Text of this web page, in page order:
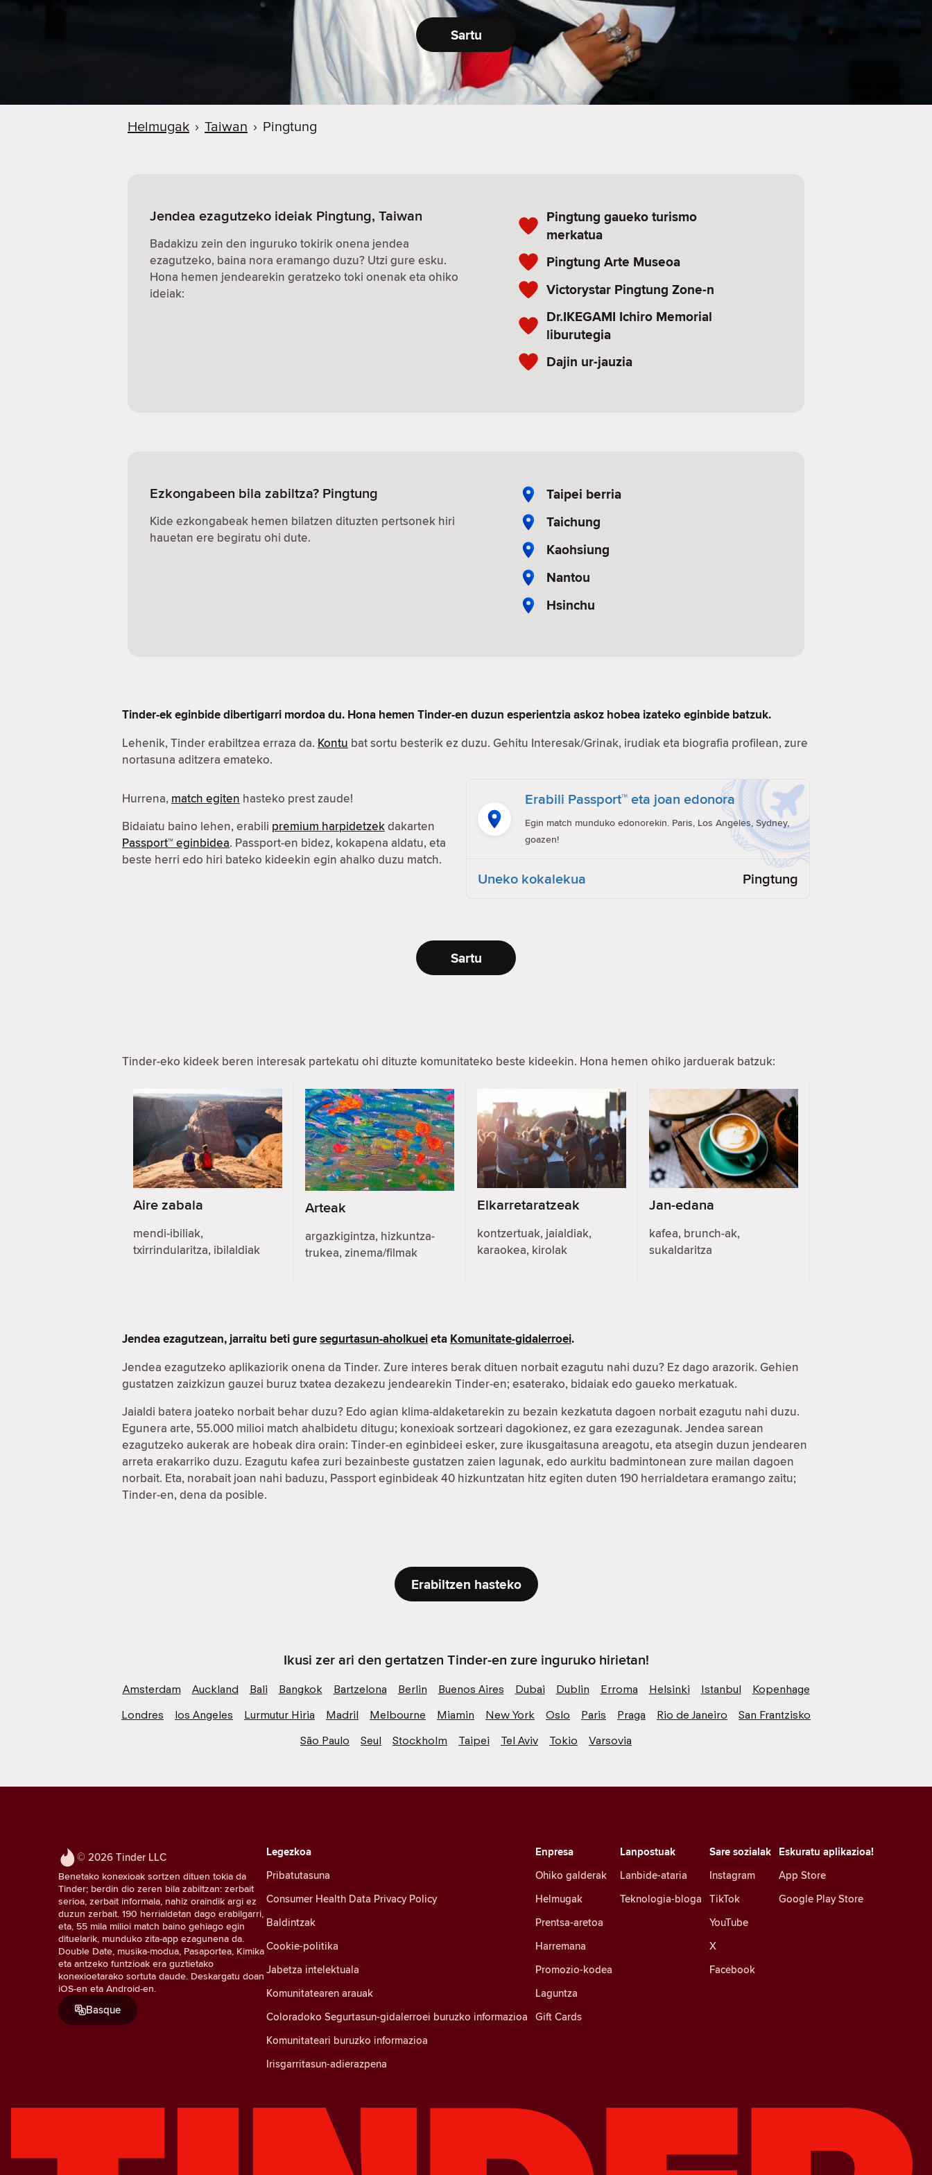
Sartu
Helmugak › Taiwan › Pingtung
Jendea ezagutzeko ideiak Pingtung, Taiwan
Badakizu zein den inguruko tokirik onena jendea
ezagutzeko, baina nora eramango duzu? Utzi gure esku.
Hona hemen jendearekin geratzeko toki onenak eta ohiko
ideiak:
Pingtung gaueko turismo
merkatua
Pingtung Arte Museoa
Victorystar Pingtung Zone-n
Dr.IKEGAMI Ichiro Memorial
liburutegia
Dajin ur-jauzia
Ezkongabeen bila zabiltza? Pingtung
Kide ezkongabeak hemen bilatzen dituzten pertsonek hiri
hauetan ere begiratu ohi dute.
Taipei berria
Taichung
Kaohsiung
Nantou
Hsinchu
Tinder-ek eginbide dibertigarri mordoa du. Hona hemen Tinder-en duzun esperientzia askoz hobea izateko eginbide batzuk.
Lehenik, Tinder erabiltzea erraza da. Kontu bat sortu besterik ez duzu. Gehitu Interesak/Grinak, irudiak eta biografia profilean, zure
nortasuna aditzera emateko.
Hurrena, match egiten hasteko prest zaude!
Bidaiatu baino lehen, erabili premium harpidetzekdakarten
Passport™ eginbidea. Passport-en bidez, kokapena aldatu, eta
beste herri edo hiri bateko kideekin egin ahalko duzu match.
Erabili Passport™ eta joan edonora
Egin match munduko edonorekin. Paris, Los Angeles, Sydney,
goazen!
Uneko kokalekua Pingtung
Sartu
Tinder-eko kideek beren interesak partekatu ohi dituzte komunitateko beste kideekin. Hona hemen ohiko jarduerak batzuk:
Aire zabala
mendi-ibiliak,
txirrindularitza, ibilaldiak
Arteak
argazkigintza, hizkuntza-
trukea, zinema/filmak
Elkarretaratzeak
kontzertuak, jaialdiak,
karaokea, kirolak
Jan-edana
kafea, brunch-ak,
sukaldaritza
Jendea ezagutzean, jarraitu beti guresegurtasun-aholkueieta Komunitate-gidalerroei.
Jendea ezagutzeko aplikaziorik onena da Tinder. Zure interes berak dituen norbait ezagutu nahi duzu? Ez dago arazorik. Gehien
gustatzen zaizkizun gauzei buruz txatea dezakezu jendearekin Tinder-en; esaterako, bidaiak edo gaueko merkatuak.
Jaialdi batera joateko norbait behar duzu? Edo agian klima-aldaketarekin zu bezain kezkatuta dagoen norbait ezagutu nahi duzu.
Egunera arte, 55.000 milioi match ahalbidetu ditugu; konexioak sortzeari dagokionez, ez gara ezezagunak. Jendea sarean
ezagutzeko aukerak are hobeak dira orain: Tinder-en eginbideei esker, zure ikusgaitasuna areagotu, eta atsegin duzun jendearen
arreta erakarriko duzu. Ezagutu kafea zuri bezainbeste gustatzen zaien lagunak, edo aurkitu badmintonean zure mailan dagoen
norbait. Eta, norabait joan nahi baduzu, Passport eginbideak 40 hizkuntzatan hitz egiten duten 190 herrialdetara eramango zaitu;
Tinder-en, dena da posible.
Erabiltzen hasteko
Ikusi zer ari den gertatzen Tinder-en zure inguruko hirietan!
Amsterdam Auckland Bali Bangkok Bartzelona Berlin Buenos Aires Dubai Dublin Erroma Helsinki Istanbul
Kopenhage
Londres
los Angeles Lurmutur Hiria Madril Melbourne Miamin New York Oslo Paris Praga Rio de Janeiro
San Frantzisko
São Paulo
Seul Stockholm Taipei Tel Aviv Tokio Varsovia
© 2026 Tinder LLC
Benetako konexioak sortzen dituen tokia da
Tinder; berdin dio zeren bila zabiltzan: zerbait
serioa, zerbait informala, nahiz oraindik argi ez
duzun zerbait. 190 herrialdetan dago erabilgarri,
eta, 55 mila milioi match baino gehiago egin
dituelarik, munduko zita-app ezagunena da.
Double Date, musika-modua, Pasaportea, Kimika
eta antzeko funtzioak era guztietako
konexioetarako sortuta daude. Deskargatu doan
iOS-en eta Android-en.
Basque
Sare sozialak
Instagram
TikTok
YouTube
X
Facebook
Legezkoa
Pribatutasuna
Consumer Health Data Privacy Policy
Baldintzak
Cookie-politika
Jabetza intelektuala
Komunitatearen arauak
Coloradoko Segurtasun-gidalerroei buruzko informazioa
Komunitateari buruzko informazioa
Irisgarritasun-adierazpena
Lanpostuak
Lanbide-ataria
Teknologia-bloga
Enpresa
Ohiko galderak
Helmugak
Prentsa-aretoa
Harremana
Promozio-kodea
Laguntza
Gift Cards
Eskuratu aplikazioa!
App Store
Google Play Store